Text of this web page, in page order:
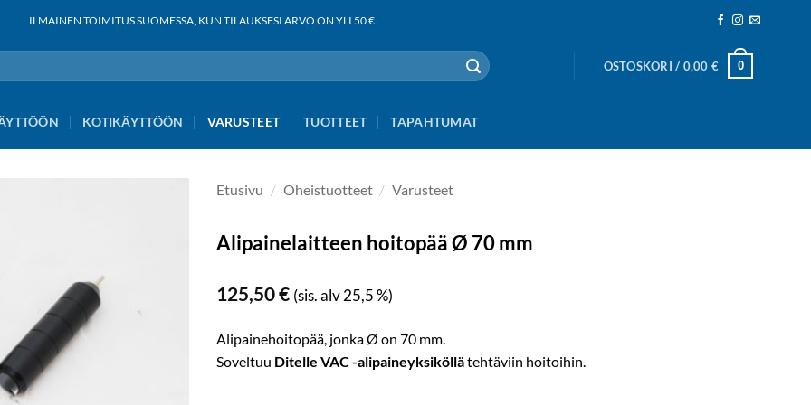
ILMAINEN TOIMITUS SUOMESSA, KUN TILAUKSESI ARVO ON YLI 50 €.
OSTOSKORI / 0,00 € 0
KOTIKÄYTTÖÖN VARUSTEET TUOTTEET TAPAHTUMAT
Etusivu / Oheistuotteet / Varusteet
Alipainelaitteen hoitopää Ø 70 mm
125,50€ (sis. alv 25,5 %)
Alipainehoitopää, jonka Ø on 70 mm.
Soveltuu Ditelle VAC -alipaineyksiköllätehtäviin hoitoihin.